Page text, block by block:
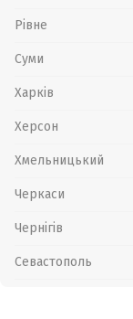
Рівне
Суми
Харків
Херсон
Хмельницький
Черкаси
Чернігів
Севастополь